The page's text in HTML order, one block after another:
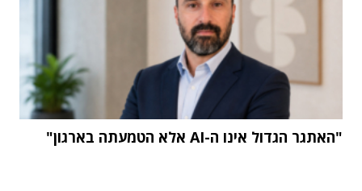
"האתגר הגדול אינו ה-AI אלא הטמעתה בארגון"